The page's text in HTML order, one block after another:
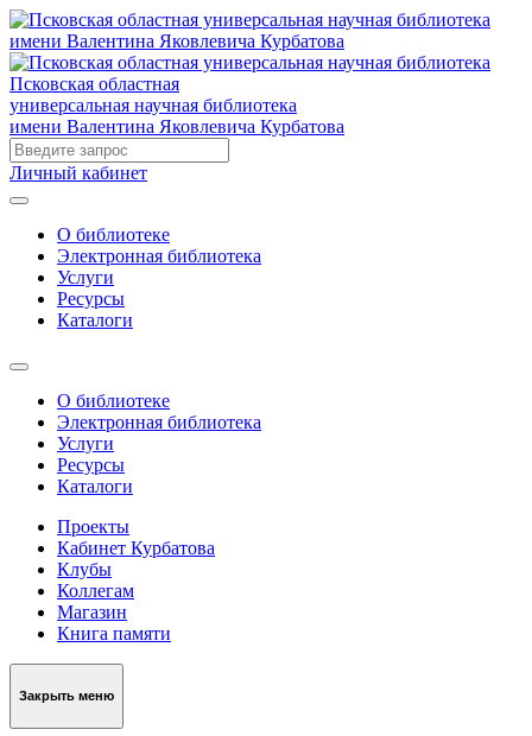
Псковская областная
универсальная научная библиотека
имени Валентина Яковлевича Курбатова
Личный кабинет
О библиотеке
Электронная библиотека
Услуги
Ресурсы
Каталоги
О библиотеке
Электронная библиотека
Услуги
Ресурсы
Каталоги
Проекты
Кабинет Курбатова
Клубы
Коллегам
Магазин
Книга памяти
Закрыть меню